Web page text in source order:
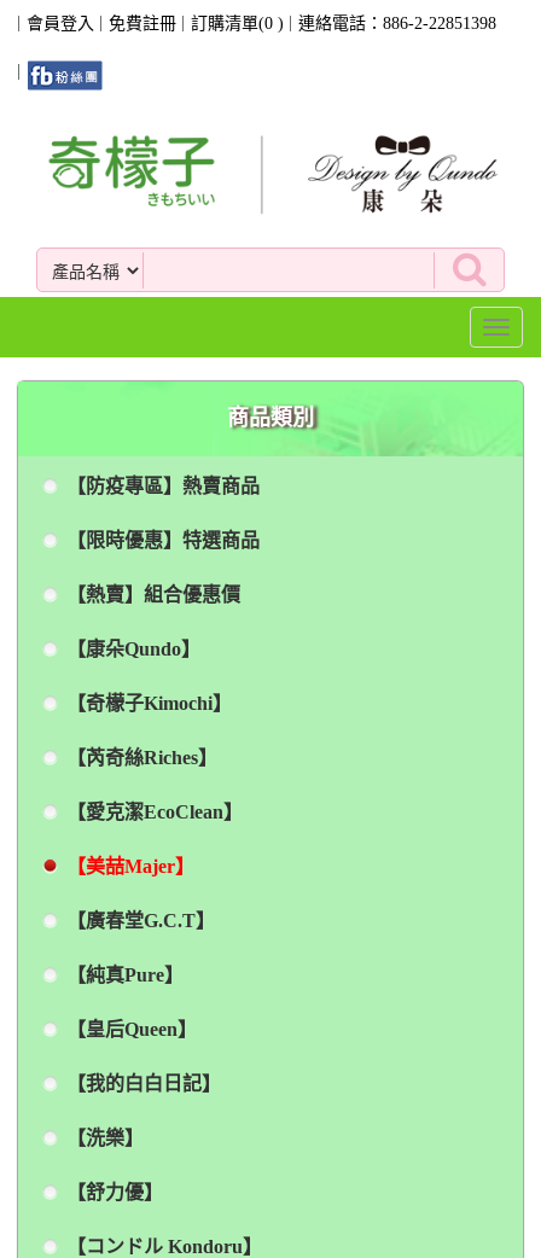
會員登入 免費註冊 訂購清單(0 ) 連絡電話：886-2-22851398
Toggle
商品類別
【防疫專區】熱賣商品
【限時優惠】特選商品
【熱賣】組合優惠價
【康朵Qundo】
【奇檬子Kimochi】
【芮奇絲Riches】
【愛克潔EcoClean】
【美喆Majer】
【廣春堂G.C.T】
【純真Pure】
【皇后Queen】
【我的白白日記】
【洗樂】
【舒力優】
【コンドル Kondoru】